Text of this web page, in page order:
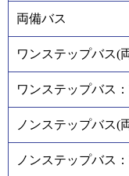
両備バス
ワンステップバス(
ワンステップバス
ノンステップバス(
ノンステップバス